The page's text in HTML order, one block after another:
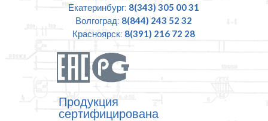
Екатеринбург: 8(343) 305 00 31
Волгоград: 8(844) 243 52 32
Красноярск: 8(391) 216 72 28
Продукция
сертифицирована